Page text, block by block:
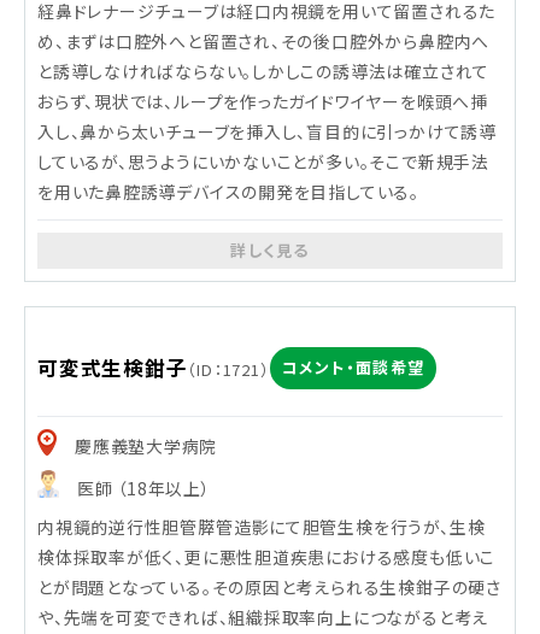
経鼻ドレナージチューブは経口内視鏡を用いて留置されるた
め、まずは口腔外へと留置され、その後口腔外から鼻腔内へ
と誘導しなければならない。しかしこの誘導法は確立されて
おらず、現状では、ループを作ったガイドワイヤーを喉頭へ挿
入し、鼻から太いチューブを挿入し、盲目的に引っかけて誘導
しているが、思うようにいかないことが多い。そこで新規手法
を用いた鼻腔誘導デバイスの開発を目指している。
デバイスが使われる疾患等の名称・概要
内視鏡的経鼻胆管ドレナージおよび内視鏡的経鼻膵管ドレナージ
年間件数
[全国] 16,500件
詳しく見る
可変式生検鉗子 （ID：1721） コメント・面談希望
慶應義塾大学病院
医師 （18年以上）
内視鏡的逆行性胆管膵管造影にて胆管生検を行うが、生検
検体採取率が低く、更に悪性胆道疾患における感度も低いこ
とが問題となっている。その原因と考えられる生検鉗子の硬さ
や、先端を可変できれば、組織採取率向上につながると考え